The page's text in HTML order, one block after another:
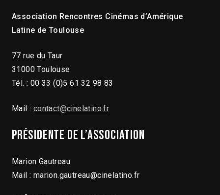
Association Rencontres Cinémas d’Amérique
Latine de Toulouse
77 rue du Taur
31000 Toulouse
Tél. : 00 33 (0)5 61 32 98 83
Mail : contact@cinelatino.fr
Présidente de l’association
Marion Gautreau
Mail : marion.gautreau@cinelatino.fr